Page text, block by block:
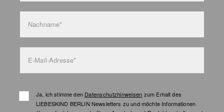
Nachname*
E-Mail-Adresse*
Ja, ich stimme den Datenschutzhinweisen zum Erhalt des
LIEBESKIND BERLIN Newsletters zu und möchte Informationen